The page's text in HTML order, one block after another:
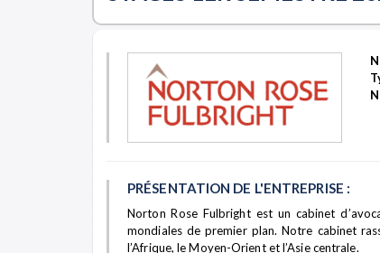
PRÉSENTATION DE L'ENTREPRISE :
Norton Rose Fulbright est un cabinet
mondiales de premier plan. Notre cabinet
l’Afrique, le Moyen-Orient et l’Asie centrale.